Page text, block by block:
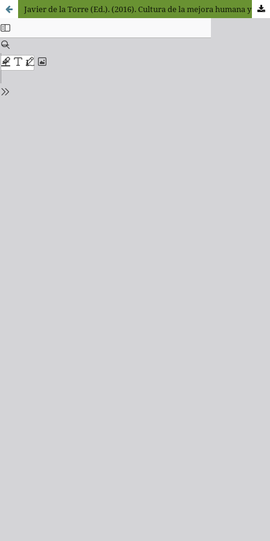
Javier de la Torre (Ed.). (2016). Cultura de la mejora humana y vida cotidiana